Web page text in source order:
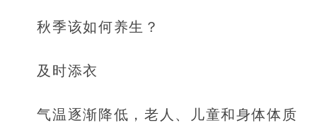
秋季该如何养生？
及时添衣
气温逐渐降低，老人、儿童和身体体质